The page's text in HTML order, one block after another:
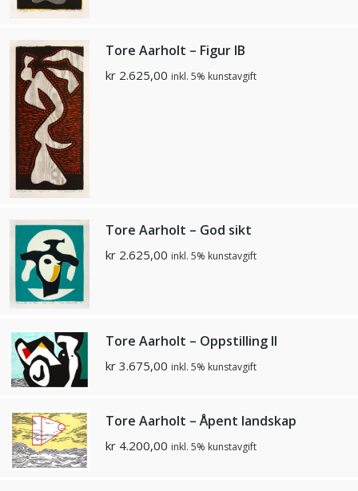
Tore Aarholt – Figur IB
kr 2.625,00 inkl. 5% kunstavgift
Tore Aarholt – God sikt
kr 2.625,00 inkl. 5% kunstavgift
Tore Aarholt – Oppstilling II
kr 3.675,00 inkl. 5% kunstavgift
Tore Aarholt – Åpent landskap
kr 4.200,00 inkl. 5% kunstavgift